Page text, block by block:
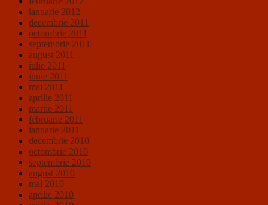
ianuarie 2012
decembrie 2011
octombrie 2011
septembrie 2011
august 2011
iulie 2011
iunie 2011
mai 2011
aprilie 2011
martie 2011
februarie 2011
ianuarie 2011
decembrie 2010
octombrie 2010
septembrie 2010
august 2010
mai 2010
aprilie 2010